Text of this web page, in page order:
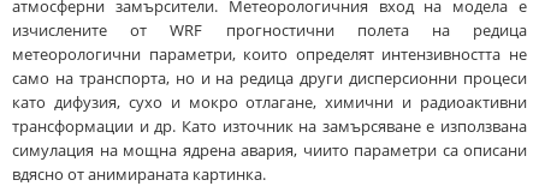
атмосферни замърсители. Метеорологичния вход на модела е
изчислените от WRF прогностични полета на редица
метеорологични параметри, които определят интензивността не
само на транспорта, но и на редица други дисперсионни процеси
като дифузия, сухо и мокро отлагане, химични и радиоактивни
трансформации и др. Като източник на замърсяване е използвана
симулация на мощна ядрена авария, чиито параметри са описани
вдясно от анимираната картинка.